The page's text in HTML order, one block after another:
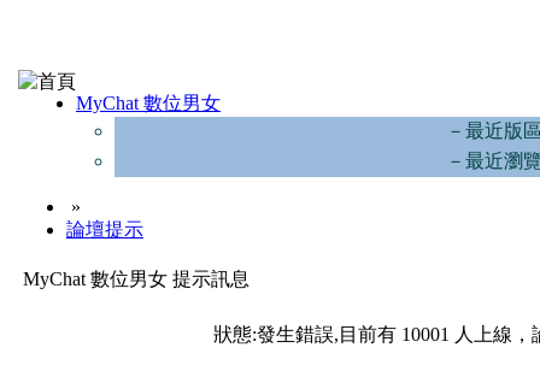
MyChat 數位男女
－最近版
－最近瀏
»
論壇提示
MyChat 數位男女 提示訊息
狀態:發生錯誤,目前有 10001 人上線